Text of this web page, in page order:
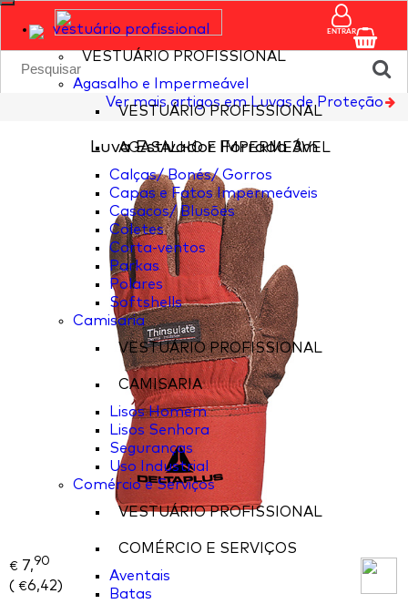
vestuário profissional
VESTUÁRIO PROFISSIONAL
Agasalho e Impermeável
VESTUÁRIO PROFISSIONAL
AGASALHO E IMPERMEÁVEL
Calças/ Bonés/ Gorros
Capas e Fatos Impermeáveis
Casacos/ Blusões
Coletes
Corta-ventos
Parkas
Polares
Softshells
Camisaria
VESTUÁRIO PROFISSIONAL
CAMISARIA
Lisos Homem
Lisos Senhora
Seguranças
Uso Industrial
Comércio e Serviços
VESTUÁRIO PROFISSIONAL
COMÉRCIO E SERVIÇOS
Aventais
Batas
ENTRAR
Ver mais artigos em Luvas de Proteção
Luva Estivador Forrada 3m
€ 7,90
( €6,42)